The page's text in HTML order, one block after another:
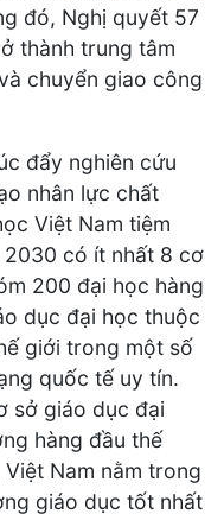
đó, Nghị quyết 57
thành trung tâm
chuyển giao công
đẩy nghiên cứu
nhân lực chất
Việt Nam tiệm
2030 có ít nhất 8 cơ
200 đại học hàng
dục đại học thuộc
giới trong một số
quốc tế uy tín.
sở giáo dục đại
hàng đầu thế
Nam nằm trong
giáo dục tốt nhất